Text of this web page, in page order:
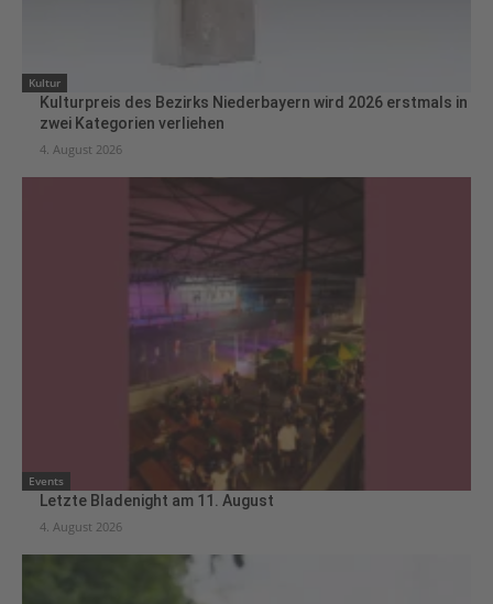
Kultur
Kulturpreis des Bezirks Niederbayern wird 2026 erstmals in
zwei Kategorien verliehen
4. August 2026
Events
Letzte Bladenight am 11. August
4. August 2026